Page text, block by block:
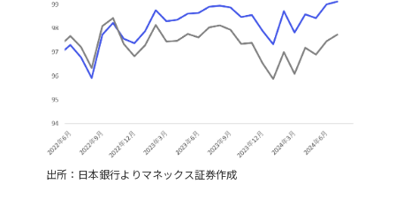
出所：日本銀行よりマネックス証券作成